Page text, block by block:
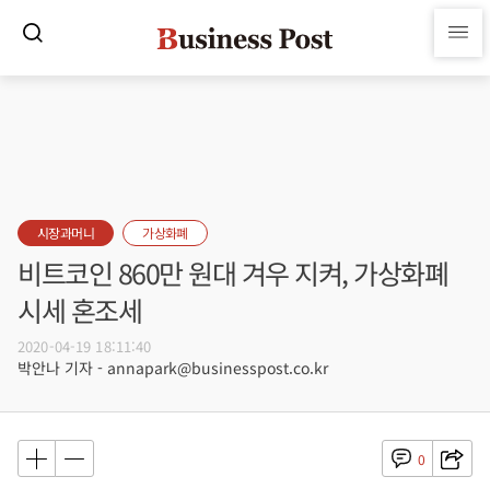
시장과머니 가상화폐
비트코인 860만 원대 겨우 지켜, 가상화폐
시세 혼조세
2020-04-19 18:11:40
박안나 기자 - annapark@businesspost.co.kr
0